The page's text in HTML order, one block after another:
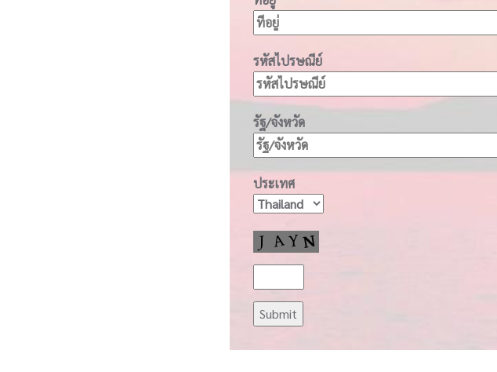
รหัสไปรษณีย์
รัฐ/จังหวัด
ประเทศ